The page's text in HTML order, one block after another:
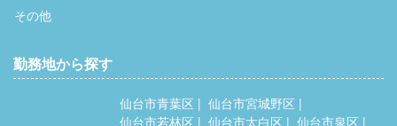
その他
勤務地から探す
仙台市青葉区
仙台市宮城野区
仙台市若林区
仙台市太白区
仙台市泉区